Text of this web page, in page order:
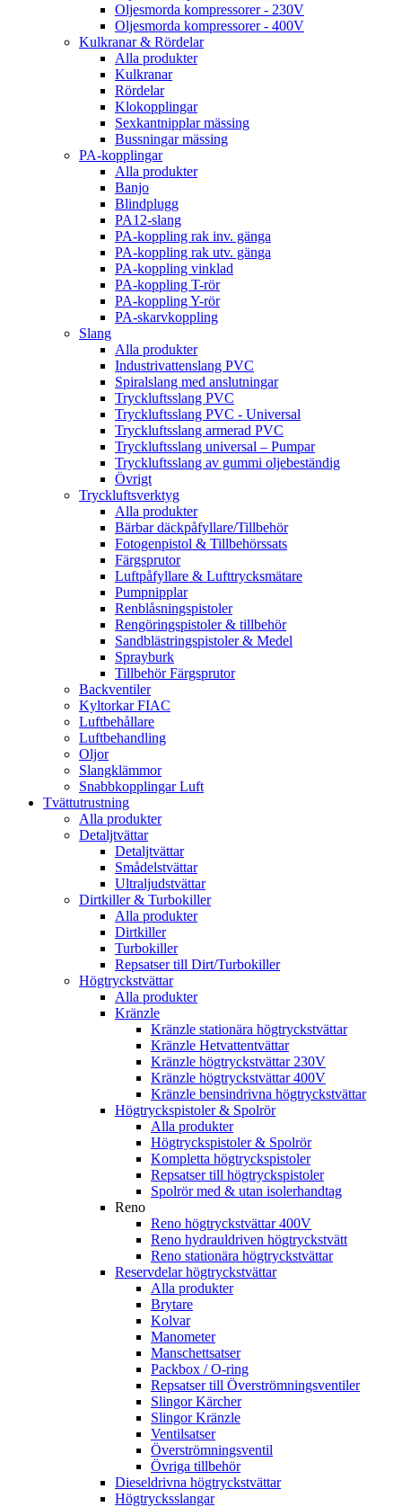
Oljesmorda kompressorer - 230V
Oljesmorda kompressorer - 400V
Kulkranar & Rördelar
Alla produkter
Kulkranar
Rördelar
Klokopplingar
Sexkantnipplar mässing
Bussningar mässing
PA-kopplingar
Alla produkter
Banjo
Blindplugg
PA12-slang
PA-koppling rak inv. gänga
PA-koppling rak utv. gänga
PA-koppling vinklad
PA-koppling T-rör
PA-koppling Y-rör
PA-skarvkoppling
Slang
Alla produkter
Industrivattenslang PVC
Spiralslang med anslutningar
Tryckluftsslang PVC
Tryckluftsslang PVC - Universal
Tryckluftsslang armerad PVC
Tryckluftsslang universal – Pumpar
Tryckluftsslang av gummi oljebeständig
Övrigt
Tryckluftsverktyg
Alla produkter
Bärbar däckpåfyllare/Tillbehör
Fotogenpistol & Tillbehörssats
Färgsprutor
Luftpåfyllare & Lufttrycksmätare
Pumpnipplar
Renblåsningspistoler
Rengöringspistoler & tillbehör
Sandblästringspistoler & Medel
Sprayburk
Tillbehör Färgsprutor
Backventiler
Kyltorkar FIAC
Luftbehållare
Luftbehandling
Oljor
Slangklämmor
Snabbkopplingar Luft
Tvättutrustning
Alla produkter
Detaljtvättar
Detaljtvättar
Smådelstvättar
Ultraljudstvättar
Dirtkiller & Turbokiller
Alla produkter
Dirtkiller
Turbokiller
Repsatser till Dirt/Turbokiller
Högtryckstvättar
Alla produkter
Kränzle
Kränzle stationära högtryckstvättar
Kränzle Hetvattentvättar
Kränzle högtryckstvättar 230V
Kränzle högtryckstvättar 400V
Kränzle bensindrivna högtryckstvättar
Högtryckspistoler & Spolrör
Alla produkter
Högtryckspistoler & Spolrör
Kompletta högtryckspistoler
Repsatser till högtryckspistoler
Spolrör med & utan isolerhandtag
Reno
Reno högtryckstvättar 400V
Reno hydrauldriven högtryckstvätt
Reno stationära högtryckstvättar
Reservdelar högtryckstvättar
Alla produkter
Brytare
Kolvar
Manometer
Manschettsatser
Packbox / O-ring
Repsatser till Överströmningsventiler
Slingor Kärcher
Slingor Kränzle
Ventilsatser
Överströmningsventil
Övriga tillbehör
Dieseldrivna högtryckstvättar
Högtrycksslangar